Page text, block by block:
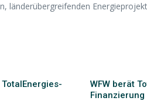
länderübergreifenden
TotalEnergies-
WFW berät
Finanzierung